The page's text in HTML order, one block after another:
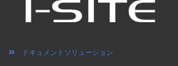
ドキュメントソリューション